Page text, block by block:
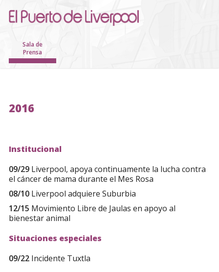
Sala de
Prensa
2016
Institucional
09/29Liverpool, apoya continuamente la lucha contra
el cáncer de mama durante el Mes Rosa
08/10Liverpool adquiere Suburbia
12/15 Movimiento Libre de Jaulas en apoyo al
bienestar animal
Situaciones especiales
09/22Incidente Tuxtla